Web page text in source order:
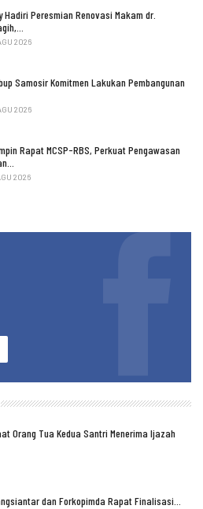
Hadiri Peresmian Renovasi Makam dr.
2026
Samosir Komitmen Lakukan Pembangunan
2026
Rapat MCSP-RBS, Perkuat Pengawasan
2026
Orang Tua Kedua Santri Menerima Ijazah
dan Forkopimda Rapat Finalisasi…